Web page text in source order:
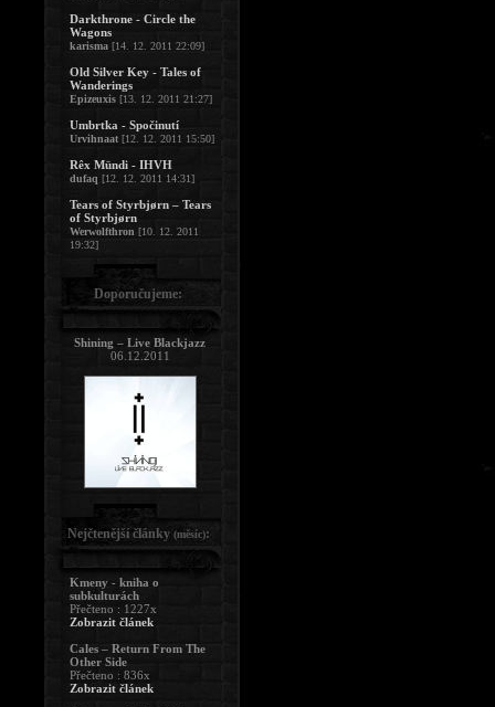
Darkthrone - Circle the
Wagons
karisma [14. 12. 2011 22:09]
Old Silver Key - Tales of
Wanderings
Epizeuxis [13. 12. 2011 21:27]
Umbrtka - Spočinutí
Urvihnaat [12. 12. 2011 15:50]
Rêx Mündi - IHVH
dufaq [12. 12. 2011 14:31]
Tears of Styrbjørn – Tears
of Styrbjørn
Werwolfthron [10. 12. 2011
19:32]
Doporučujeme:
Shining – Live Blackjazz
06.12.2011
Nejčtenější články (měsíc):
Kmeny - kniha o
subkulturách
Přečteno : 1227x
Zobrazit článek
Cales – Return From The
Other Side
Přečteno : 836x
Zobrazit článek